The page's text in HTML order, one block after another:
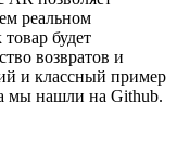
реальном
будет
возвратов и
и классный пример
мы нашли на Github.